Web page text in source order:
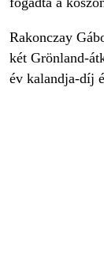
Rakonczay
két Grönland-
év kalandja-díj